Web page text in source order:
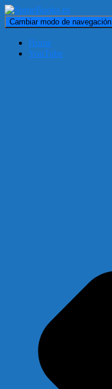
Cambiar modo de navegación
Home
YouTube